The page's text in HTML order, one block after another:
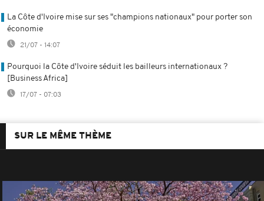
La Côte d'Ivoire mise sur ses "champions nationaux" pour porter son
économie
21/07 - 14:07
Pourquoi la Côte d'Ivoire séduit les bailleurs internationaux ?
[Business Africa]
17/07 - 07:03
SUR LE MÊME THÈME